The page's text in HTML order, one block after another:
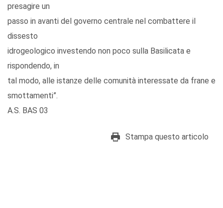
presagire un
passo in avanti del governo centrale nel combattere il
dissesto
idrogeologico investendo non poco sulla Basilicata e
rispondendo, in
tal modo, alle istanze delle comunità interessate da frane e
smottamenti”.
A.S. BAS 03
Stampa questo articolo